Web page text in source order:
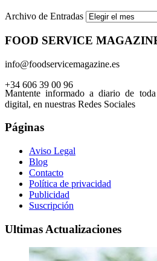
Archivo de Entradas
FOOD SERVICE
info@foodservicemagazine.es
+34 606 39 00 96
Mantente informado a diario de
digital, en nuestras Redes Sociales
Páginas
Aviso Legal
Blog
Contacto
Política de privacidad
Publicidad
Suscripción
Ultimas Actualizaciones